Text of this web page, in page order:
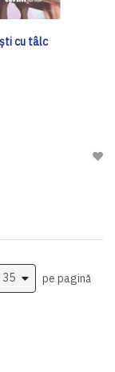
cu tâlc
pe pagină